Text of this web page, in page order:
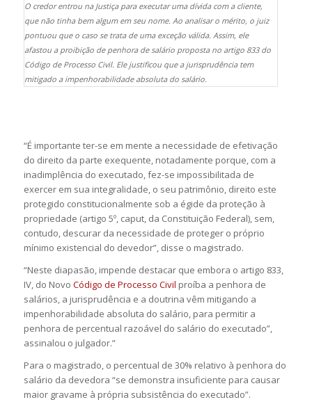
O credor entrou na Justiça para executar uma dívida com a cliente,
que não tinha bem algum em seu nome. Ao analisar o mérito, o juiz
pontuou que o caso se trata de uma exceção válida. Assim, ele
afastou a proibição de penhora de salário proposta no artigo 833 do
Código de Processo Civil. Ele justificou que a jurisprudência tem
mitigado a impenhorabilidade absoluta do salário.
“É importante ter-se em mente a necessidade de efetivação
do direito da parte exequente, notadamente porque, com a
inadimplência do executado, fez-se impossibilitada de
exercer em sua integralidade, o seu patrimônio, direito este
protegido constitucionalmente sob a égide da proteção à
propriedade (artigo 5º, caput, da Constituição Federal), sem,
contudo, descurar da necessidade de proteger o próprio
mínimo existencial do devedor”, disse o magistrado.
“Neste diapasão, impende destacar que embora o artigo 833,
IV, do Novo Código de Processo Civil proíba a penhora de
salários, a jurisprudência e a doutrina vêm mitigando a
impenhorabilidade absoluta do salário, para permitir a
penhora de percentual razoável do salário do executado”,
assinalou o julgador.”
Para o magistrado, o percentual de 30% relativo à penhora do
salário da devedora “se demonstra insuficiente para causar
maior gravame à própria subsistência do executado”.